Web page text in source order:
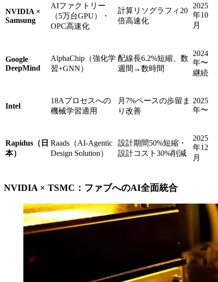
NVIDIA ×
Samsung
AIファクトリー
（5万台GPU）・
OPC高速化
計算リソグラフィ20
倍高速化
2025
年10
月
Google
DeepMind
AlphaChip（強化学
習+GNN）
配線長6.2%短縮、数
週間→数時間
2024
年〜
継続
Intel
18Aプロセスへの
機械学習適用
月7%ペースの歩留ま
り改善
2025
年〜
Rapidus（日
本）
Raads（AI-Agentic
Design Solution）
設計期間50%短縮・
設計コスト30%削減
2025
年12
月
NVIDIA × TSMC：ファブへのAI全面統合